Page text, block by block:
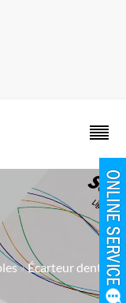
»Écarteur dentaire